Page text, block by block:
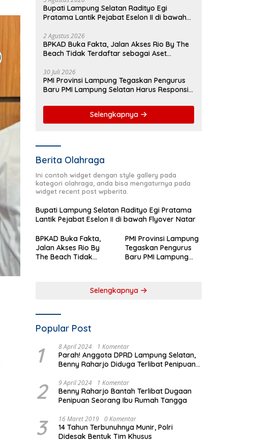
Bupati Lampung Selatan Radityo Egi
Pratama Lantik Pejabat Eselon II di bawah
2 Agustus 2026
BPKAD Buka Fakta, Jalan Akses Rio By The
Beach Tidak Terdaftar sebagai Aset
30 Juli 2026
PMI Provinsi Lampung Tegaskan Pengurus
Baru PMI Lampung Selatan Harus Responsif
Selengkapnya
Berita Olahraga
Ini contoh widget dengan style gallery pada
kategori olahraga, anda bisa mengaturnya pada
widget recent post wpberita.
Bupati Lampung Selatan Radityo Egi Pratama
Lantik Pejabat Eselon II di bawah Flyover Natar
BPKAD Buka Fakta,
Jalan Akses Rio By
The Beach Tidak
PMI Provinsi Lampung
Tegaskan Pengurus
Baru PMI Lampung
Selengkapnya
Popular Post
1 8 April 2024 1 Komentar
Parah! Anggota DPRD Lampung Selatan,
Benny Raharjo Diduga Terlibat Penipuan
2 9 April 2024 1 Komentar
Benny Raharjo Bantah Terlibat Dugaan
Penipuan Seorang Ibu Rumah Tangga
3 16 Maret 2019 0 Komentar
14 Tahun Terbunuhnya Munir, Polri
Didesak Bentuk Tim Khusus